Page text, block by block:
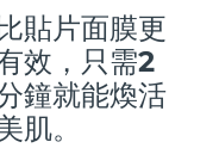
貼片面膜更
效，只需2
鐘就能煥活
肌。